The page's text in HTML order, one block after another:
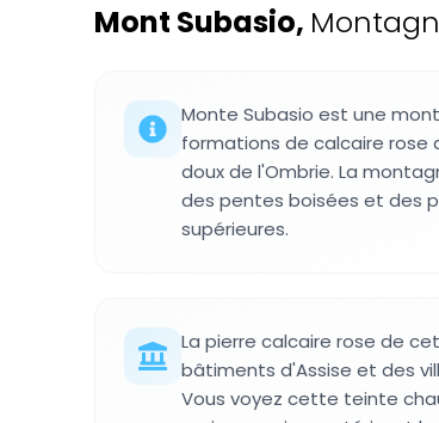
Mont Subasio,
Monte Subasio est une
formations de calcaire rose
doux de l'Ombrie. La
des pentes boisées et des
supérieures.
La pierre calcaire rose de
bâtiments d'Assise et des
Vous voyez cette teinte